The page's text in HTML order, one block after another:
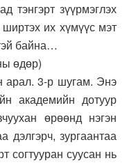
тэнгэрт зүүрмэглэх
их хүмүүс мэт
байна…
өдөр)
арал. 3-р шугам. Энэ
академийн дотуур
өрөөнд нэгэн
дэлгэрч, зургаантаа
согтууран суусан нь